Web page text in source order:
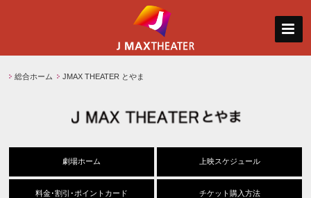
総合ホーム JMAX THEATER とやま
劇場ホーム 上映スケジュール
料金･割引･ポイントカード チケット購入方法